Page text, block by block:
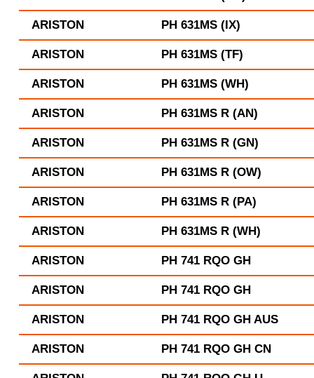
ARISTON PH 631MS (IX)
ARISTON PH 631MS (TF)
ARISTON PH 631MS (WH)
ARISTON PH 631MS R (AN)
ARISTON PH 631MS R (GN)
ARISTON PH 631MS R (OW)
ARISTON PH 631MS R (PA)
ARISTON PH 631MS R (WH)
ARISTON PH 741 RQO GH
ARISTON PH 741 RQO GH
ARISTON PH 741 RQO GH AUS
ARISTON PH 741 RQO GH CN